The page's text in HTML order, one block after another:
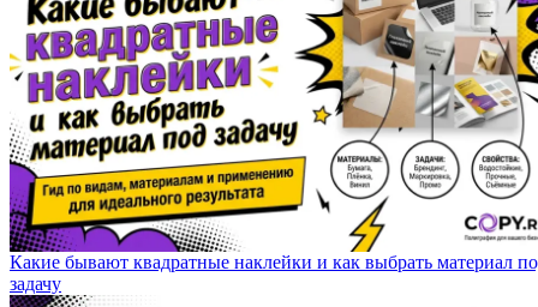
Какие бывают квадратные наклейки и как выбрать материал
задачу